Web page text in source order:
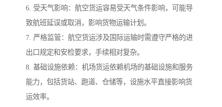
6. 受天气影响：航空货运容易受天气条件影响，可能导
致航班延误或取消，影响货物运输计划。
7. 严格监管：航空货运涉及国际运输时需遵守严格的进
出口规定和安检要求，手续相对复杂。
8. 基础设施依赖：机场货运依赖机场的基础设施和服务
能力，包括货站、跑道、仓储等，设施水平直接影响货
运效率。